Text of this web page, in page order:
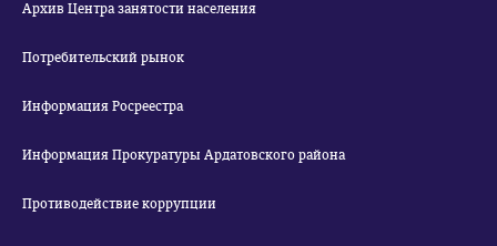
Архив Центра занятости населения
Потребительский рынок
Информация Росреестра
Информация Прокуратуры Ардатовского района
Противодействие коррупции